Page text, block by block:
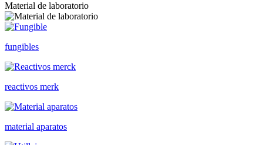
Material de laboratorio
fungibles
reactivos merk
material aparatos